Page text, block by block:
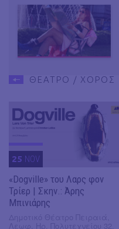
ΘΕΑΤΡΟ / ΧΟΡΟΣ
25 NOV
«Dogville» του Λαρς φον
Τρίερ | Σκην.: Άρης
Μπινιάρης